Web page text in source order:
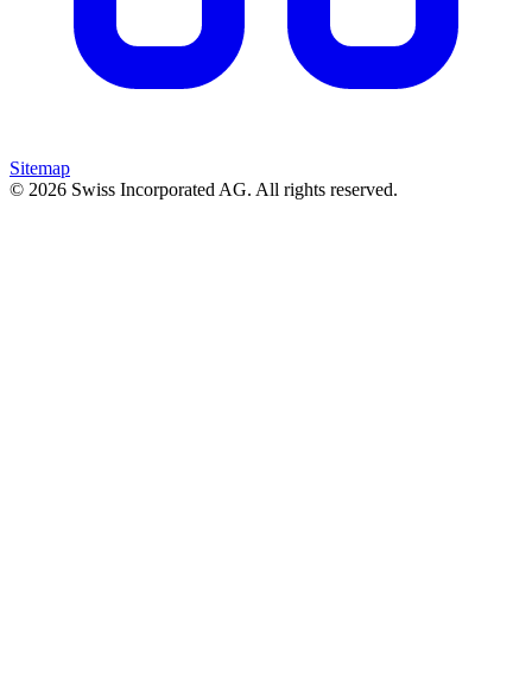
Sitemap
© 2026 Swiss Incorporated AG. All rights reserved.